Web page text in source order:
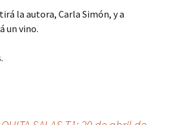
la autora, Carla Simón, y a
un vino.